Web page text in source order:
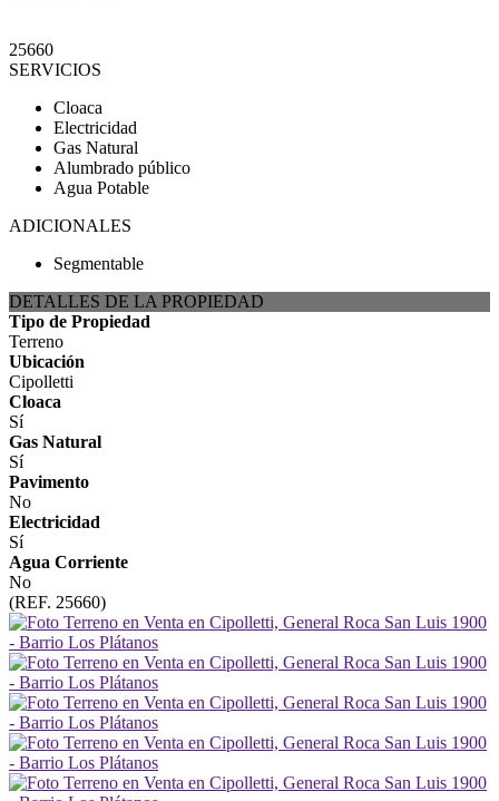
25660
SERVICIOS
Cloaca
Electricidad
Gas Natural
Alumbrado público
Agua Potable
ADICIONALES
Segmentable
DETALLES DE LA PROPIEDAD
Tipo de Propiedad
Terreno
Ubicación
Cipolletti
Cloaca
Sí
Gas Natural
Sí
Pavimento
No
Electricidad
Sí
Agua Corriente
No
(REF. 25660)